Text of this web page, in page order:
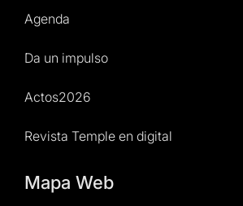
Agenda
Da un impulso
Actos2026
Revista Temple en digital
Mapa Web